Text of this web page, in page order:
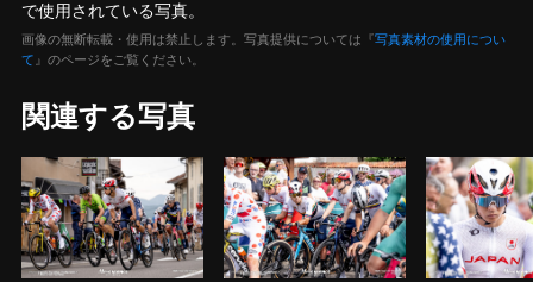
で使用されている写真。
画像の無断転載・使用は禁止します。写真提供については『写真素材の使用につい
て 』のページをご覧ください。
関連する写真